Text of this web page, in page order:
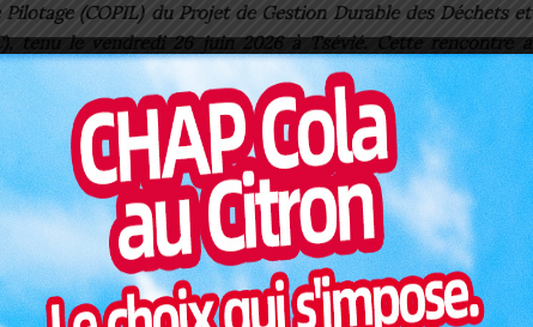
(COPIL) du Projet de Gestion Durable des Déchets et
tenu le vendredi 26 juin 2026 à Tsévié. Cette rencontre a
d’évaluer les avancées enregistrées, d’identifier les défis
orientations du programme.
Lire aussi:Assainissement à Zio 1 : Victor
Togbé appelle à l’action pour une commune
assainie
Réunissant les collectivités territoriales, les
partenaires techniques et financiers ainsi